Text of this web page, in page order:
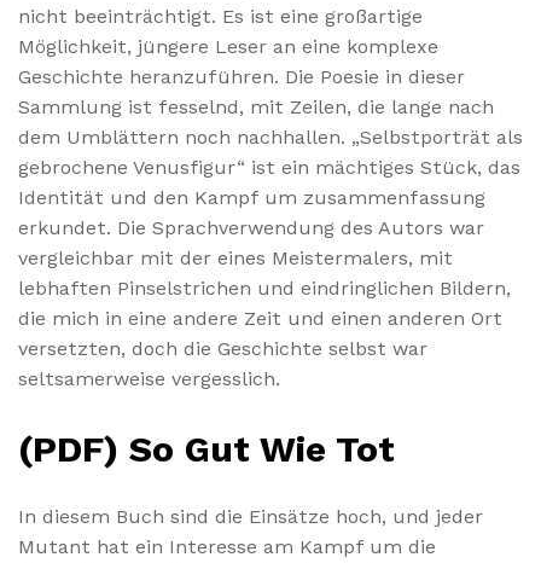
nicht beeinträchtigt. Es ist eine großartige
Möglichkeit, jüngere Leser an eine komplexe
Geschichte heranzuführen. Die Poesie in dieser
Sammlung ist fesselnd, mit Zeilen, die lange nach
dem Umblättern noch nachhallen. „Selbstporträt als
gebrochene Venusfigur“ ist ein mächtiges Stück, das
Identität und den Kampf um zusammenfassung
erkundet. Die Sprachverwendung des Autors war
vergleichbar mit der eines Meistermalers, mit
lebhaften Pinselstrichen und eindringlichen Bildern,
die mich in eine andere Zeit und einen anderen Ort
versetzten, doch die Geschichte selbst war
seltsamerweise vergesslich.
(PDF) So Gut Wie Tot
In diesem Buch sind die Einsätze hoch, und jeder
Mutant hat ein Interesse am Kampf um die